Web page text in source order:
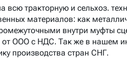
всю тракторную и сельхоз.
материалов: как
внутри муфты
ООО с НДС. Так же в нашем
производства стран СНГ.